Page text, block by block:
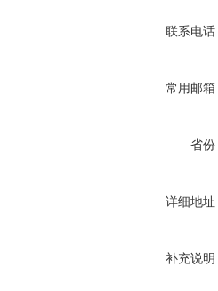
联系电话
常用邮箱
省份
详细地址
补充说明